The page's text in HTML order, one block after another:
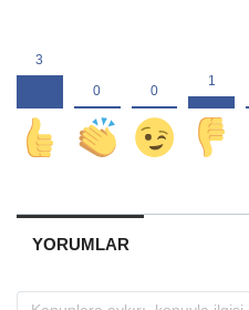
YORUMLAR